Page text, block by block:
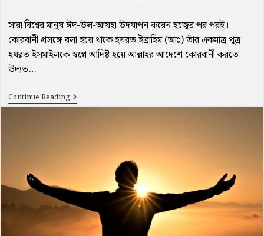
সারা বিশ্বের মানুষ ঈদ-উল-আযহা উদযাপন করেন হজ্বের পর পরই।
কোরবানী প্রসঙ্গে বলা হয়ে থাকে হযরত ইব্রাহিম (আঃ) তাঁর একমাত্র পুত্র
হযরত ইসমাইলকে স্বপ্নে আদিষ্ট হয়ে আল্লাহর আদেশে কোরবানী করতে
উদ্যত…
Continue Readingকোরবানী
প্রসঙ্গ